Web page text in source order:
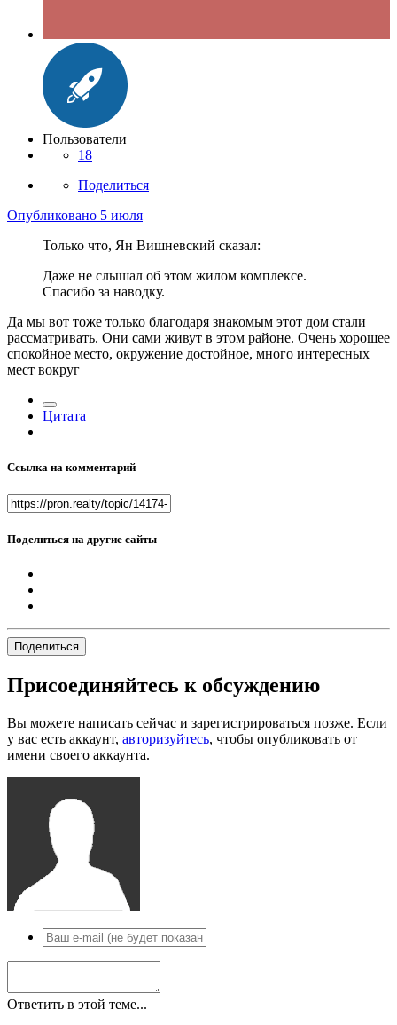
Пользователи
18
Поделиться
Опубликовано 5 июля
Только что, Ян Вишневский сказал:
Даже не слышал об этом жилом комплексе.
Спасибо за наводку.
Да мы вот тоже только благодаря знакомым этот дом стали
рассматривать. Они сами живут в этом районе. Очень хорошее
спокойное место, окружение достойное, много интересных
мест вокруг
Цитата
Ссылка на комментарий
Поделиться на другие сайты
Поделиться
Присоединяйтесь к обсуждению
Вы можете написать сейчас и зарегистрироваться позже. Если
у вас есть аккаунт, авторизуйтесь, чтобы опубликовать от
имени своего аккаунта.
Ответить в этой теме...